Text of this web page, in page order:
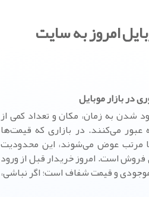
امروز به سایت
بازار موبایل
به زمان، مکان و تعداد کمی از
می‌کنند. در بازاری که قیمت‌ها
مرتب عوض می‌شوند، این محدودیت
است. امروز خریدار قبل از ورود
موجودی و قیمت شفاف است؛ اگر نباشی،